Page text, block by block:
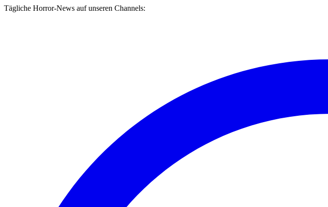
Tägliche Horror-News auf unseren Channels: